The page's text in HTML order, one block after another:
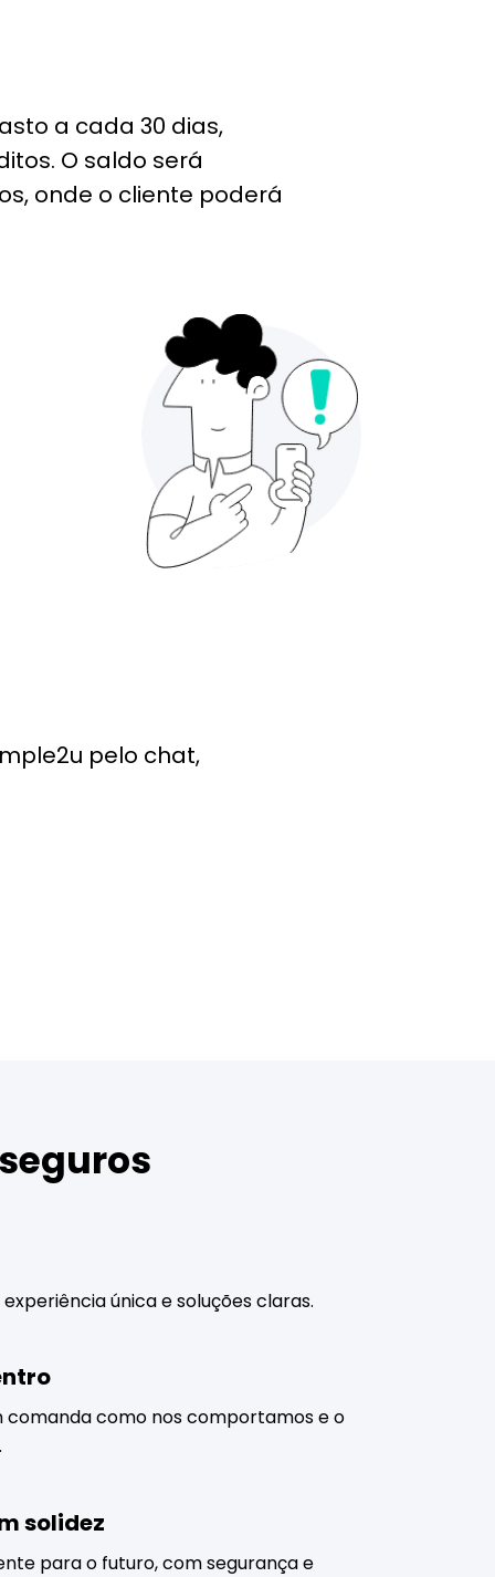
a cada 30 dias,
O saldo será
onde o cliente poderá
pelo chat,
experiência única e soluções claras.
comanda como nos comportamos e o
solidez
para o futuro, com segurança e